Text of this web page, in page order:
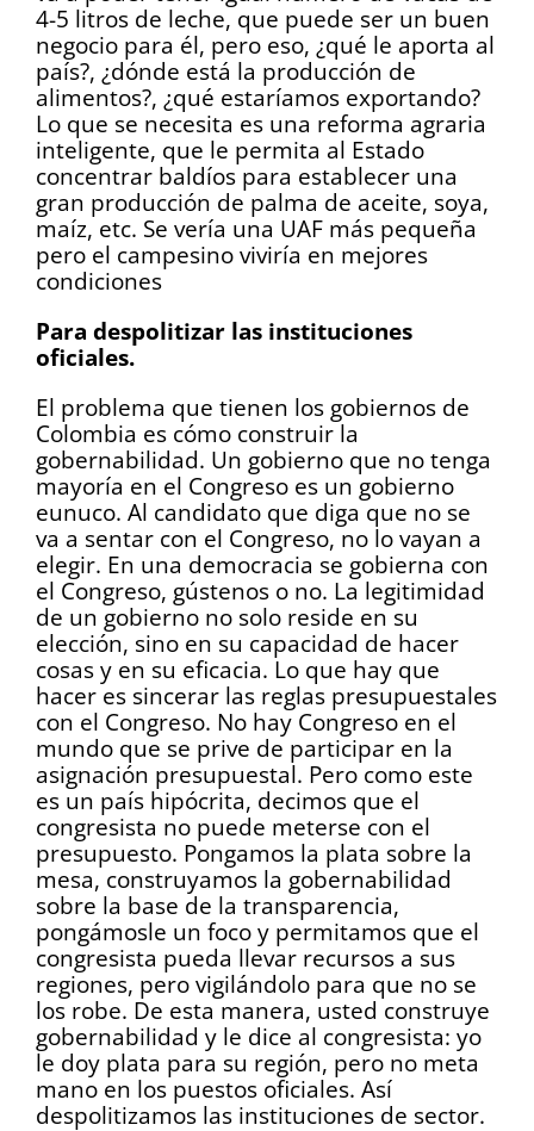
4-5 litros de leche, que puede ser un buen
negocio para él, pero eso, ¿qué le aporta al
país?, ¿dónde está la producción de
alimentos?, ¿qué estaríamos exportando?
Lo que se necesita es una reforma agraria
inteligente, que le permita al Estado
concentrar baldíos para establecer una
gran producción de palma de aceite, soya,
maíz, etc. Se vería una UAF más pequeña
pero el campesino viviría en mejores
condiciones
Para despolitizar las instituciones
oficiales.
El problema que tienen los gobiernos de
Colombia es cómo construir la
gobernabilidad. Un gobierno que no tenga
mayoría en el Congreso es un gobierno
eunuco. Al candidato que diga que no se
va a sentar con el Congreso, no lo vayan a
elegir. En una democracia se gobierna con
el Congreso, gústenos o no. La legitimidad
de un gobierno no solo reside en su
elección, sino en su capacidad de hacer
cosas y en su eficacia. Lo que hay que
hacer es sincerar las reglas presupuestales
con el Congreso. No hay Congreso en el
mundo que se prive de participar en la
asignación presupuestal. Pero como este
es un país hipócrita, decimos que el
congresista no puede meterse con el
presupuesto. Pongamos la plata sobre la
mesa, construyamos la gobernabilidad
sobre la base de la transparencia,
pongámosle un foco y permitamos que el
congresista pueda llevar recursos a sus
regiones, pero vigilándolo para que no se
los robe. De esta manera, usted construye
gobernabilidad y le dice al congresista: yo
le doy plata para su región, pero no meta
mano en los puestos oficiales. Así
despolitizamos las instituciones de sector.